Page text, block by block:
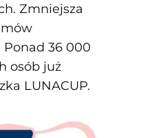
Zmniejsza
36 000
osób już
LUNACUP.